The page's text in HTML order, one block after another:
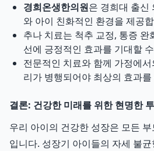
경희온생한의원은 경희대 출신
와 아이 친화적인 환경을 제공
추나 치료는 척추 교정, 통증 완
선에 긍정적인 효과를 기대할
전문적인 치료와 함께 가정에
리가 병행되어야 최상의 효과
결론: 건강한 미래를 위한 현명한
우리 아이의 건강한 성장은 모든
입니다. 성장기 아이들의 자세 불